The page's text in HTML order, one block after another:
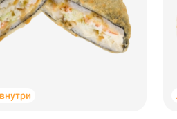
Самовывоз